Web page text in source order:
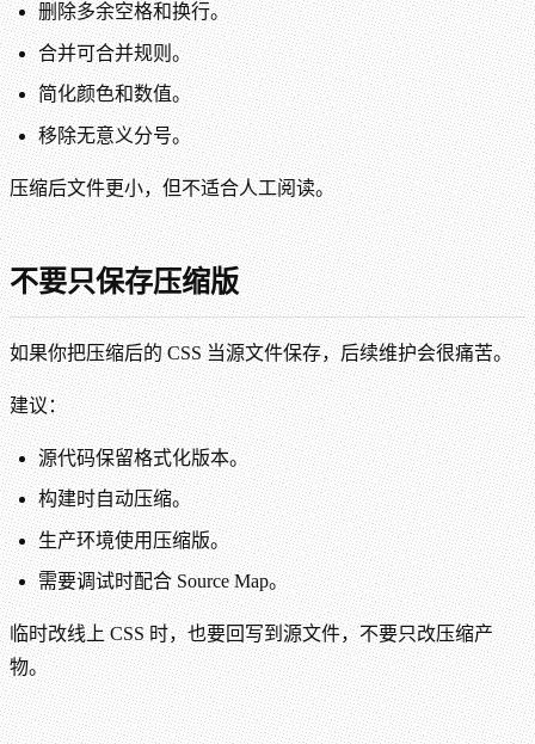
删除多余空格和换行。
合并可合并规则。
简化颜色和数值。
移除无意义分号。
压缩后文件更小，但不适合人工阅读。
不要只保存压缩版
如果你把压缩后的 CSS 当源文件保存，后续维护会很痛苦。
建议：
源代码保留格式化版本。
构建时自动压缩。
生产环境使用压缩版。
需要调试时配合 Source Map。
临时改线上 CSS 时，也要回写到源文件，不要只改压缩产
物。